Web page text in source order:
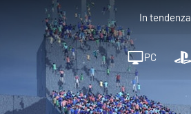
In tendenza
PC